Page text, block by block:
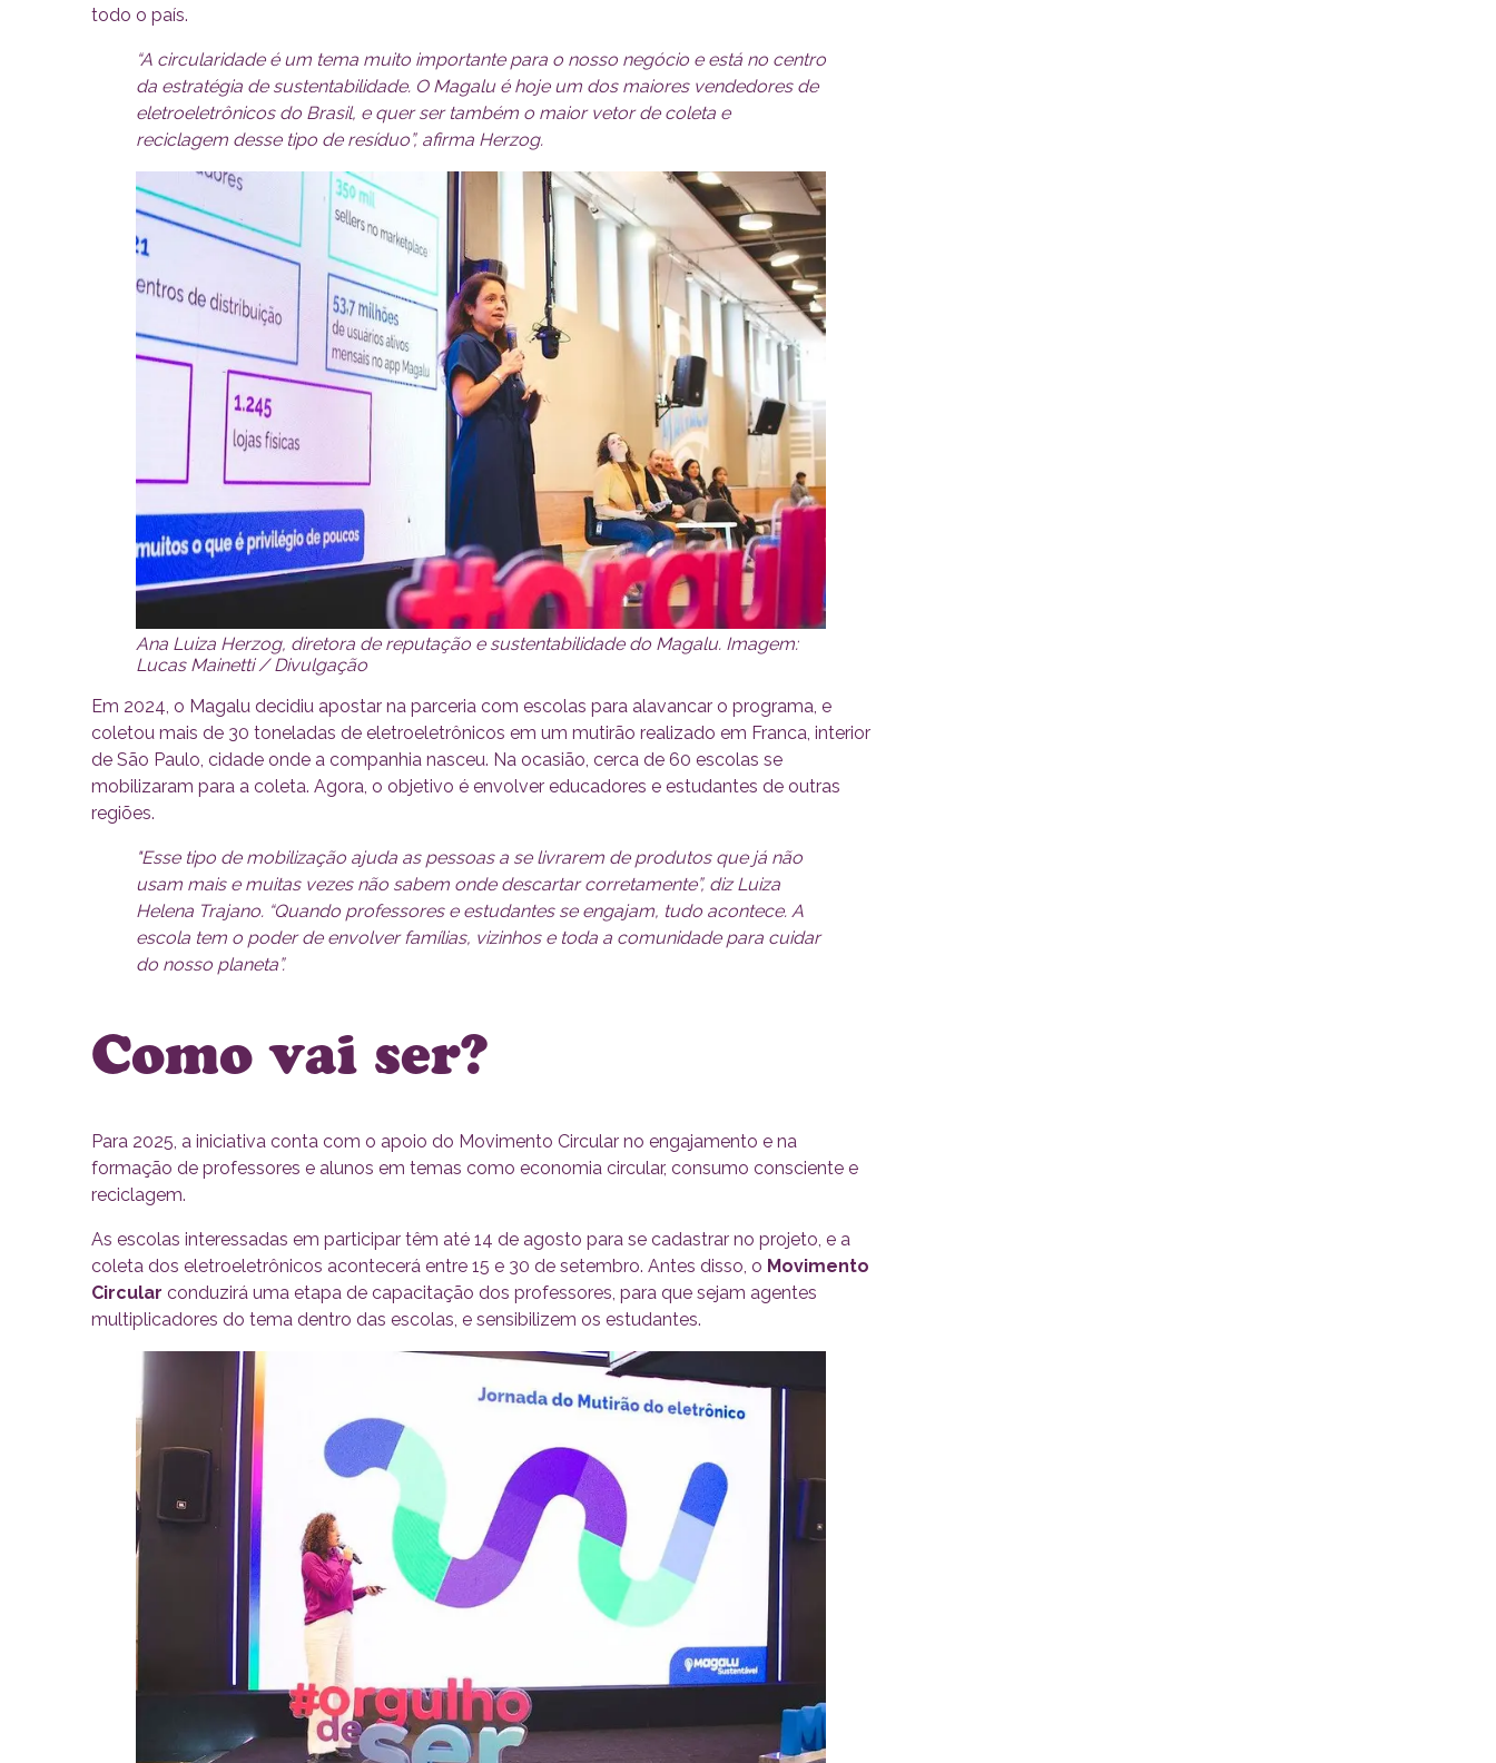
todo o país.
“A circularidade é um tema muito importante para o nosso negócio e está no centro
da estratégia de sustentabilidade. O Magalu é hoje um dos maiores vendedores de
eletroeletrônicos do Brasil, e quer ser também o maior vetor de coleta e
reciclagem desse tipo de resíduo”, afirma Herzog.
Ana Luiza Herzog, diretora de reputação e sustentabilidade do Magalu. Imagem:
Lucas Mainetti / Divulgação
Em 2024, o Magalu decidiu apostar na parceria com escolas para alavancar o programa, e
coletou mais de 30 toneladas de eletroeletrônicos em um mutirão realizado em Franca, interior
de São Paulo, cidade onde a companhia nasceu. Na ocasião, cerca de 60 escolas se
mobilizaram para a coleta. Agora, o objetivo é envolver educadores e estudantes de outras
regiões.
"Esse tipo de mobilização ajuda as pessoas a se livrarem de produtos que já não
usam mais e muitas vezes não sabem onde descartar corretamente”, diz Luiza
Helena Trajano. “Quando professores e estudantes se engajam, tudo acontece. A
escola tem o poder de envolver famílias, vizinhos e toda a comunidade para cuidar
do nosso planeta”.
Como vai ser?
Para 2025, a iniciativa conta com o apoio do Movimento Circular no engajamento e na
formação de professores e alunos em temas como economia circular, consumo consciente e
reciclagem.
As escolas interessadas em participar têm até 14 de agosto para se cadastrar no projeto, e a
coleta dos eletroeletrônicos acontecerá entre 15 e 30 de setembro. Antes disso, o Movimento
Circular conduzirá uma etapa de capacitação dos professores, para que sejam agentes
multiplicadores do tema dentro das escolas, e sensibilizem os estudantes.